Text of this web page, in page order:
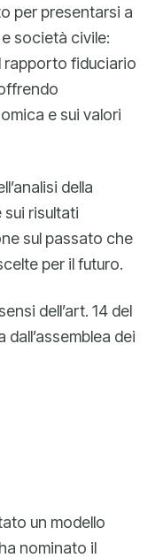
per presentarsi a
società civile:
rapporto fiduciario
e sui valori
della
risultati
sul passato che
per il futuro.
dell’art. 14 del
dall’assemblea dei
un modello
nominato il